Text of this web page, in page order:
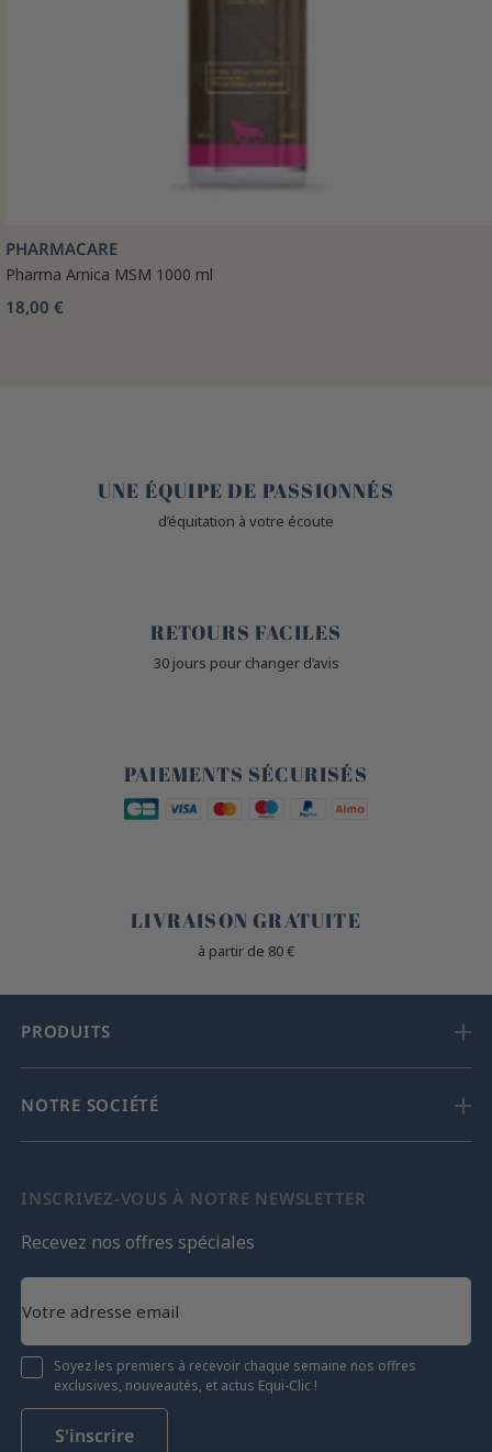
PHARMACARE
Pharma Arnica MSM 1000 ml
18,00 €
UNE ÉQUIPE DE PASSIONNÉS
d’équitation à votre écoute
RETOURS FACILES
30 jours pour changer d’avis
PAIEMENTS SÉCURISÉS
LIVRAISON GRATUITE
à partir de 80 €
PRODUITS
NOTRE SOCIÉTÉ
INSCRIVEZ-VOUS À NOTRE NEWSLETTER
Recevez nos offres spéciales
Soyez les premiers à recevoir chaque semaine nos offres
exclusives, nouveautés, et actus Equi-Clic !
S'inscrire